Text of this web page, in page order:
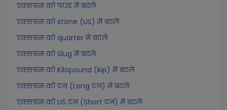
एक्सग्राम को पाउंड में बदलें
एक्सग्राम को stone (US) में बदलें
एक्सग्राम को quarter में बदलें
एक्सग्राम को Slug में बदलें
एक्सग्राम को Kilopound (kip) में बदलें
एक्सग्राम को टन (Long टन) में बदलें
एक्सग्राम को US टन (Short टन) में बदलें